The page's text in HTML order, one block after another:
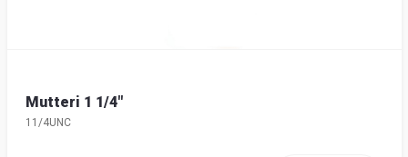
Mutteri 1 1/4"
11/4UNC